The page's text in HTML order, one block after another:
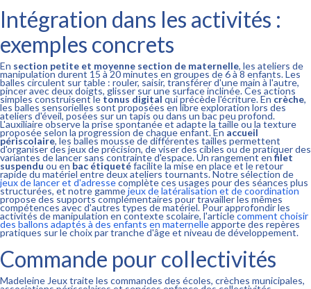
Intégration dans les activités :
exemples concrets
En section petite et moyenne section de maternelle, les ateliers de
manipulation durent 15 à 20 minutes en groupes de 6 à 8 enfants. Les
balles circulent sur table : rouler, saisir, transférer d'une main à l'autre,
pincer avec deux doigts, glisser sur une surface inclinée. Ces actions
simples construisent letonus digital qui précède l'écriture. En crèche,
les balles sensorielles sont proposées en libre exploration lors des
ateliers d'éveil, posées sur un tapis ou dans un bac peu profond.
L'auxiliaire observe la prise spontanée et adapte la taille ou la texture
proposée selon la progression de chaque enfant. En accueil
périscolaire, les balles mousse de différentes tailles permettent
d'organiser des jeux de précision, de viser des cibles ou de pratiquer des
variantes de lancer sans contrainte d'espace. Un rangement en filet
suspendu ou en bac étiquetéfacilite la mise en place et le retour
rapide du matériel entre deux ateliers tournants. Notre sélection de
jeux de lancer et d'adressecomplète ces usages pour des séances plus
structurées, et notre gammejeux de latéralisation et de coordination
propose des supports complémentaires pour travailler les mêmes
compétences avec d'autres types de matériel. Pour approfondir les
activités de manipulation en contexte scolaire, l'articlecomment choisir
des ballons adaptés à des enfants en maternelleapporte des repères
pratiques sur le choix par tranche d'âge et niveau de développement.
Commande pour collectivités
Madeleine Jeux traite les commandes des écoles, crèches municipales,